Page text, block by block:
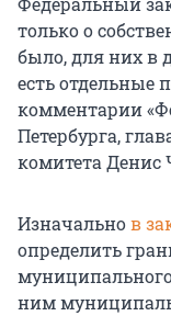
только о
было, для них в
есть отдельные
комментарии
Петербурга,
комитета Денис
Изначальнов
определить
ним